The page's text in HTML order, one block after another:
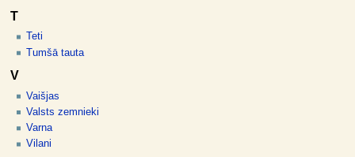
T
Teti
Tumšā tauta
V
Vaišjas
Valsts zemnieki
Varna
Vilani